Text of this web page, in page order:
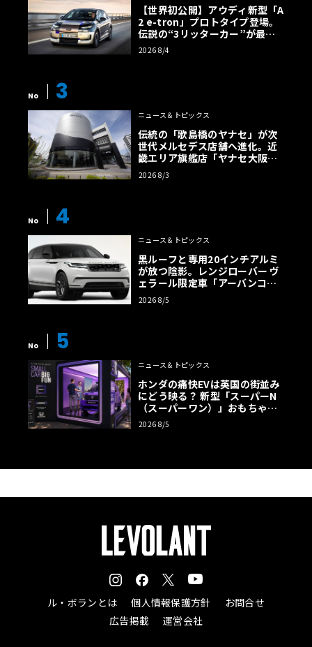
【世界初公開】アウディ新型「A
2 e-tron」プロトタイプ登場。
伝説の“3リッターカー”が最高
効率エントリーBEVとして復活
【画像38枚】
2026 8/4
No 3
ニュース＆トピックス
伝統の「歌島橋のヤナセ」が次
世代メルセデス店舗へ進化。近
畿エリア旗艦店「ヤナセ大阪支
店」がリニューアル
2026 8/3
No 4
ニュース＆トピックス
黒ルーフと専用20インチアルミ
が放つ陰影。レンジローバー ヴ
ェラール限定車「アーバンコン
トラスト・エディション」登場
2026 8/5
No 5
ニュース＆トピックス
ホンダの痛快EVは英国の街並み
にどう映る？ 新型「スーパーN
（スーパーワン）」おもちゃ箱
ツアーの全貌
2026 8/5
ル・ボランとは 個人情報保護方針
お問合せ
広告掲載
運営会社